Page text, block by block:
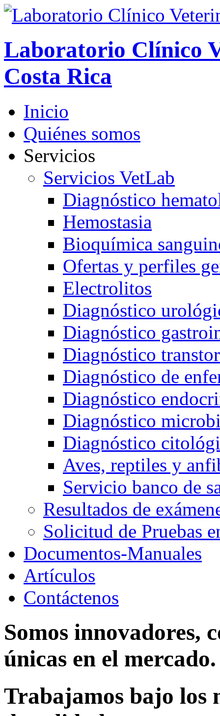
Laboratorio Clínico
Costa Rica
Inicio
Quiénes somos
Servicios
Servicios VetLab
Diagnóstico
Hemostasia
Bioquímica
Ofertas y perfiles
Electrolitos
Diagnóstico
Diagnóstico
Diagnóstico
Diagnóstico de
Diagnóstico
Diagnóstico
Diagnóstico
Aves, reptiles y
Servicio banco de
Resultados de
Solicitud de Pruebas
Documentos-Manuales
Artículos
Contáctenos
Somos innovadores,
únicas en el mercado.
Trabajamos bajo los